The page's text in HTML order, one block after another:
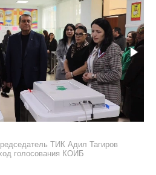
ТИК Адил Тагиров
голосования КОИБ